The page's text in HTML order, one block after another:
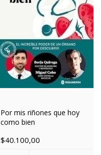
Por mis riñones que hoy
como bien
$40.100,00